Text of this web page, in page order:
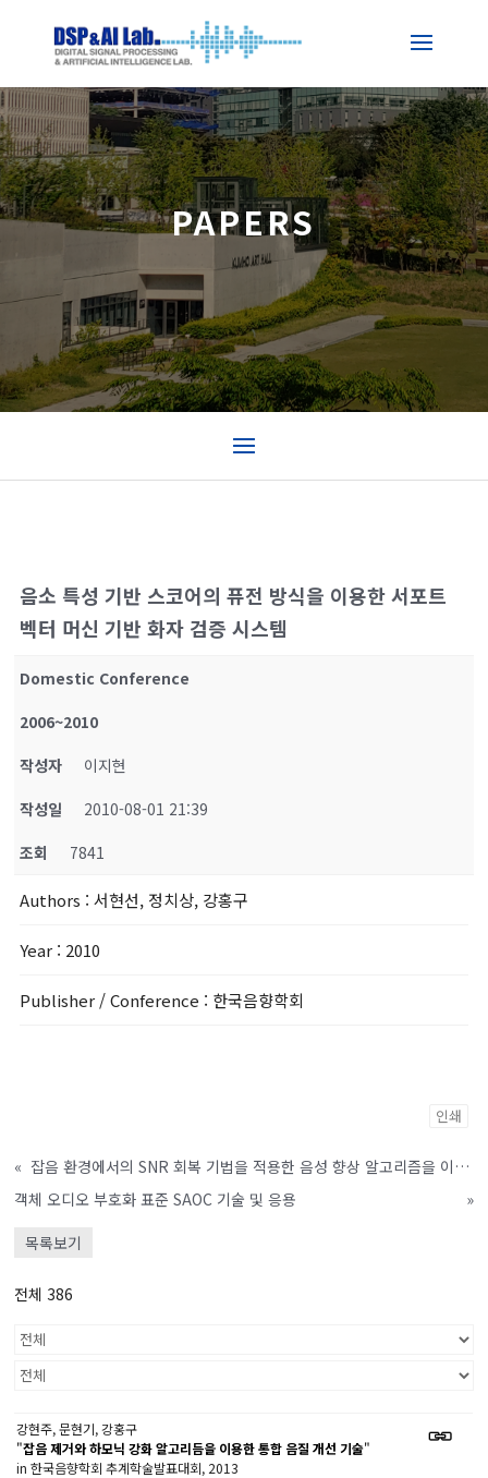
PAPERS
음소 특성 기반 스코어의 퓨전 방식을 이용한 서포트
벡터 머신 기반 화자 검증 시스템
Domestic Conference
2006~2010
작성자
이지현
작성일
2010-08-01 21:39
조회
7841
Authors : 서현선, 정치상, 강홍구
Year : 2010
Publisher / Conference : 한국음향학회
인쇄
«
잡음 환경에서의 SNR 회복 기법을 적용한 음성 향상 알고리즘을 이용한 감정인식
객체 오디오 부호화 표준 SAOC 기술 및 응용
»
목록보기
전체 386
강현주, 문현기, 강홍구
"잡음 제거와 하모닉 강화 알고리듬을 이용한 통합 음질 개선 기술"
in 한국음향학회 추계학술발표대회, 2013